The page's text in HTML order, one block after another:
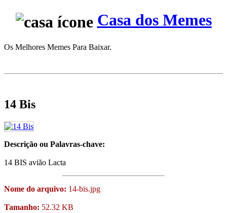
Casa dos Memes
Os Melhores Memes Para Baixar.
14 Bis
Descrição ou Palavras-chave:
14 BIS avião Lacta
Nome do arquivo: 14-bis.jpg
Tamanho: 52.32 KB